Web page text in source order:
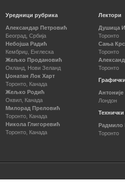
Уредници рубрика
Александар Петровић
Београд, Србија
Небојша Радић
Кембриџ, Енглеска
Жељко Продановић
Окланд, Нови Зеланд
Џонатан Лок Харт
Торонто, Канада
Жељко Родић
Оквил, Канада
Милорад Преловић
Торонто, Канада
Никола Глигоревић
Торонто, Канада
Лектори
Душица
Торонто
Сања
Торонто
Торонто
Лондон
Торонто